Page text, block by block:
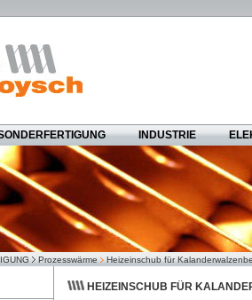
INDUSTRIE
Prozesswärme Heizeinschub für
HEIZEINSCHUB FÜR